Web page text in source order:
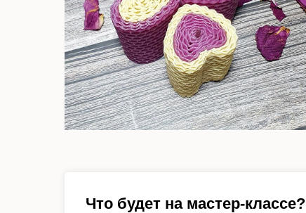
Что будет на мастер-классе?